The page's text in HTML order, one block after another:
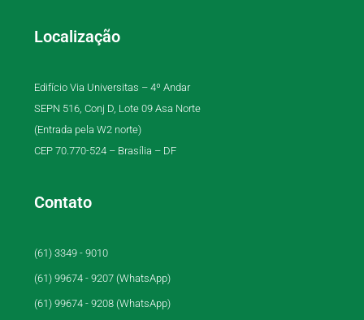
Localização
Edifício Via Universitas – 4º Andar
SEPN 516, Conj D, Lote 09 Asa Norte
(Entrada pela W2 norte)
CEP 70.770-524 – Brasília – DF
Contato
(61) 3349 - 9010
(61) 99674 - 9207 (WhatsApp)
(61) 99674 - 9208 (WhatsApp)